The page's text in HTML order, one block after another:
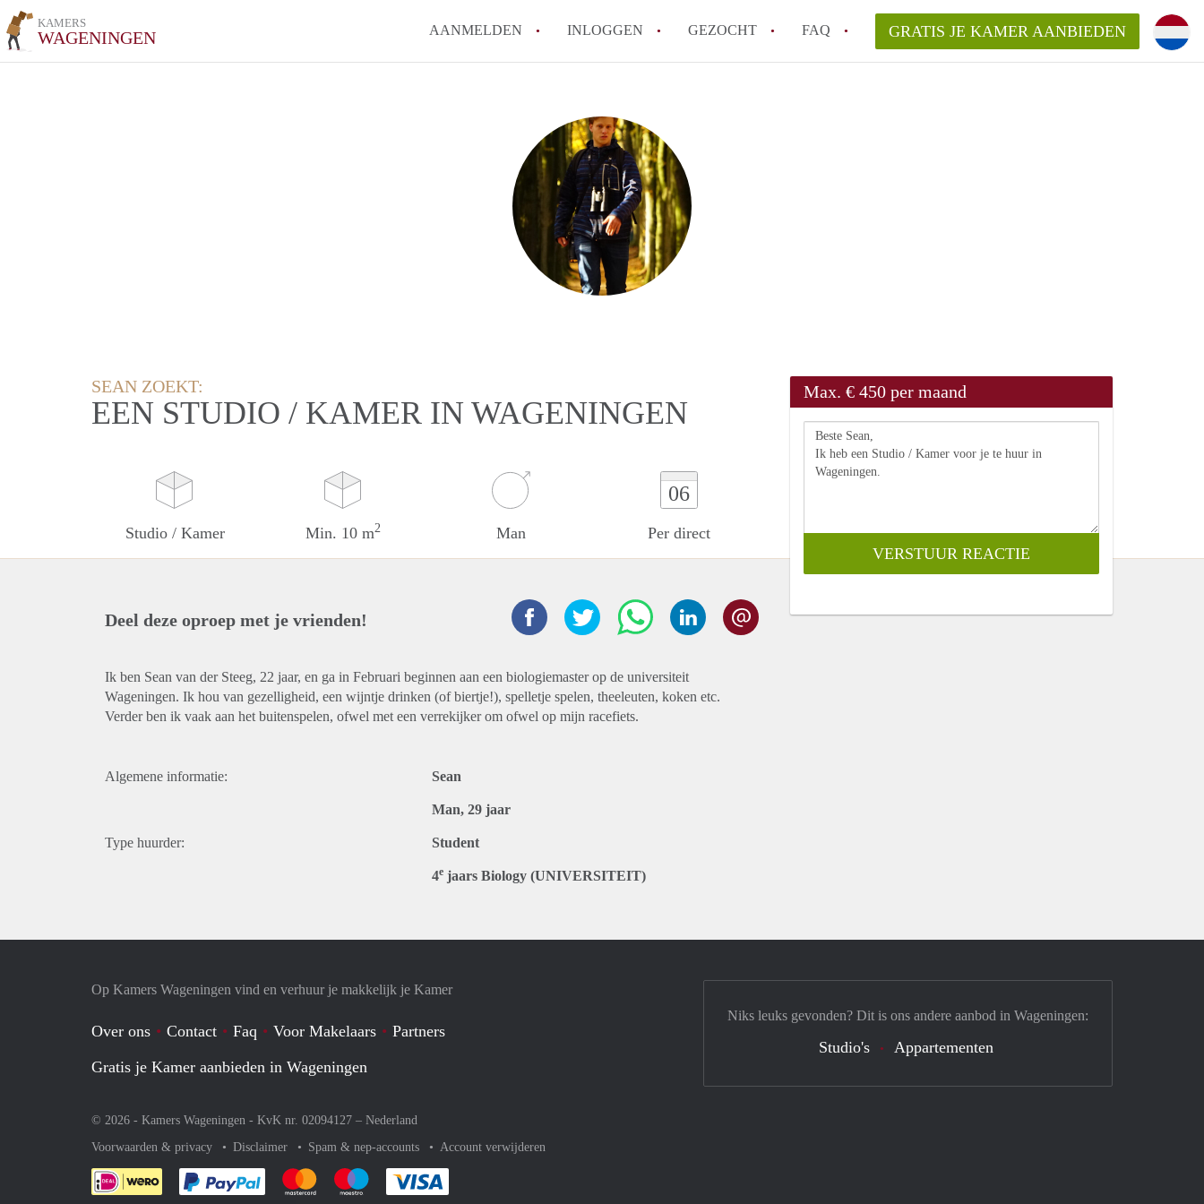
KAMERS
WAGENINGEN AANMELDEN INLOGGEN GEZOCHT FAQ
Wat is de privacyverklaring van KamersWageningen?
Berekent KamersWageningen
makelaarsvergoeding/bemiddelingsvergoeding?
Is KamersWageningen verantwoordelijk voor de aangeboden Kamer /
Kamers in Wageningen?
Alle veelgestelde vragen
GRATIS JE KAMER AANBIEDEN
SEAN ZOEKT:
EEN STUDIO / KAMER IN WAGENINGEN
Studio / Kamer Min. 10 m2 Man
06
Per direct
Max. € 450 per maand
Deel deze oproep met je vrienden!
Ik ben Sean van der Steeg, 22 jaar, en ga in Februari beginnen aan een biologiemaster op de universiteit
Wageningen. Ik hou van gezelligheid, een wijntje drinken (of biertje!), spelletje spelen, theeleuten, koken etc.
Verder ben ik vaak aan het buitenspelen, ofwel met een verrekijker om ofwel op mijn racefiets.
Algemene informatie: Sean
Man, 29 jaar
Type huurder: Student
4e jaars Biology (UNIVERSITEIT)
Op Kamers Wageningen vind en verhuur je makkelijk je Kamer
Over ons Contact Faq Voor Makelaars
Partners
Gratis je Kamer aanbieden in Wageningen
© 2026 - Kamers Wageningen - KvK nr. 02094127 – Nederland
Voorwaarden & privacy
Disclaimer Spam & nep-accounts Account verwijderen
Je rekent gemakkelijk af met Paypal
Je rekent gemakkelijk af met Mastercard
Je rekent gemakkelijk af met Meastro
Niks leuks gevonden? Dit is ons andere aanbod in Wageningen:
Studio's Appartementen